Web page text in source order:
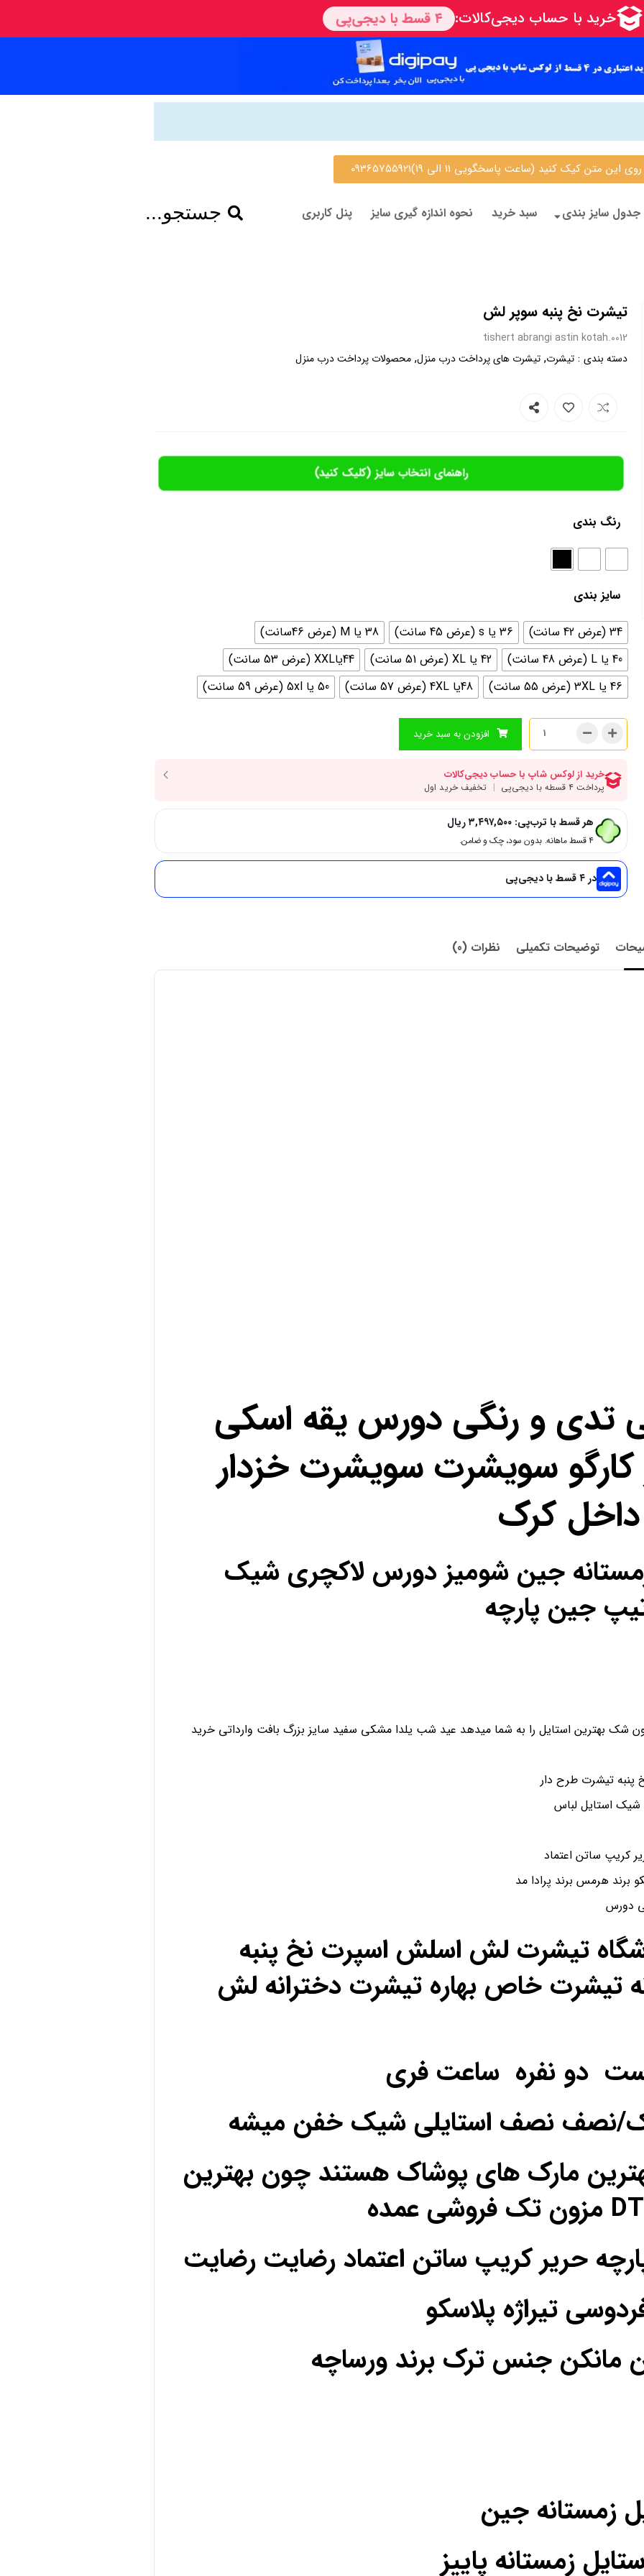
کیک کنید (ساعت پاسخگویی 11 الی 19)09365755921
جدول سایز بندی سبد خرید نحوه اندازه گیری سایز پنل کاربری جستجو...
تیشرت نخ پنبه سوپر لش
0012.tishert abrangi astin kotah
دسته بندی : تیشرت, تیشرت های پرداخت درب منزل, محصولات پرداخت درب منزل
راهنمای انتخاب سایز (کلیک کنید)
رنگ بندی
سایز بندی
34 (عرض 42 سانت) 36 یا s (عرض 45 سانت)
38 یا M (عرض 46سانت)
40 یا L (عرض 48 سانت)
42 یا XL (عرض 51 سانت)
44یاXXL (عرض 53 سانت)
46 یا 3XL (عرض 55 سانت)
48یا 4XL (عرض 57 سانت) 50 یا 5xl (عرض 59 سانت)
افزودن به سبد خرید
هر قسط با ترب‌پی: ۳,۴۹۷,۵۰۰ریال
۴ قسط ماهانه. بدون سود، چک و ضامن.
در ۴ قسط با دیجی‌پی
توضیحات تکمیلی نظرات (0)
تدی و رنگی دورس یقه اسکی
سویشرت سویشرت خزدار
کرک
زمستانه جین شومیز دورس لاکچری شیک
جین پارچه
بهترین استایل را به شما میدهد عید شب یلدا مشکی سفید سایز بزرگ بافت وارداتی خرید
تیشرت طرح دار
شیک استایل لباس
برند هرمس برند پرادا مد
دورس
تیشرت لش اسلش اسپرت نخ پنبه
تیشرت خاص بهاره تیشرت دخترانه لش
دو نفره ساعت فری
نصف نصف استایلی شیک خفن میشه
مارک های پوشاک هستند چون بهترین
تیراژه پلاسکو
مانکن جنس ترک برند ورساچه
زمستانه جین
زمستانه پاییز